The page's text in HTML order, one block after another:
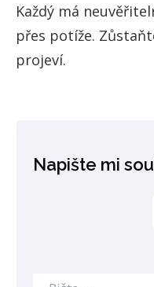
Každý má
přes potíže.
projeví.
Napište mi